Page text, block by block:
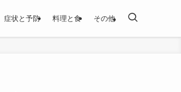
症状と予防 料理と食 その他